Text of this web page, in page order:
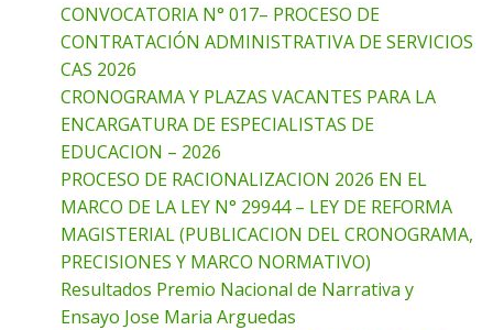
CONVOCATORIA N° 017– PROCESO DE
CONTRATACIÓN ADMINISTRATIVA DE SERVICIOS
CAS 2026
CRONOGRAMA Y PLAZAS VACANTES PARA LA
ENCARGATURA DE ESPECIALISTAS DE
EDUCACION – 2026
PROCESO DE RACIONALIZACION 2026 EN EL
MARCO DE LA LEY N° 29944 – LEY DE REFORMA
MAGISTERIAL (PUBLICACION DEL CRONOGRAMA,
PRECISIONES Y MARCO NORMATIVO)
Resultados Premio Nacional de Narrativa y
Ensayo Jose Maria Arguedas